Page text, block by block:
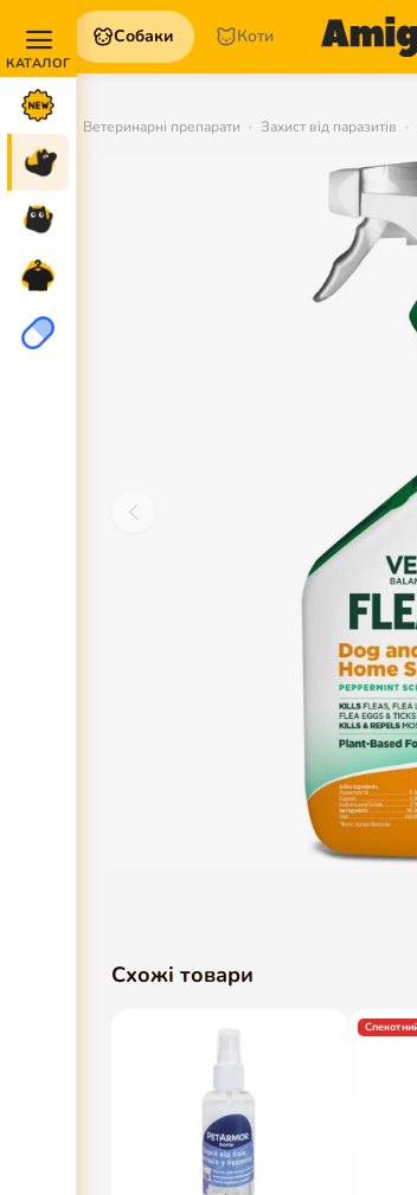
Собаки Коти
Ветеринарні препарати Захист від паразитів
Схожі товари
Новинки